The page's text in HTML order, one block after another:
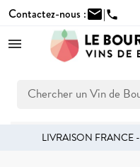
Contactez-nous :mail|phone
LIVRAISON FRANCE -